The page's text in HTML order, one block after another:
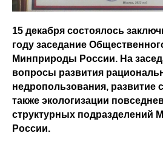
15 декабря состоялось
году заседание
Минприроды России. На
вопросы развития
недропользования, развитие
также экологизации
структурных подразделений
России.